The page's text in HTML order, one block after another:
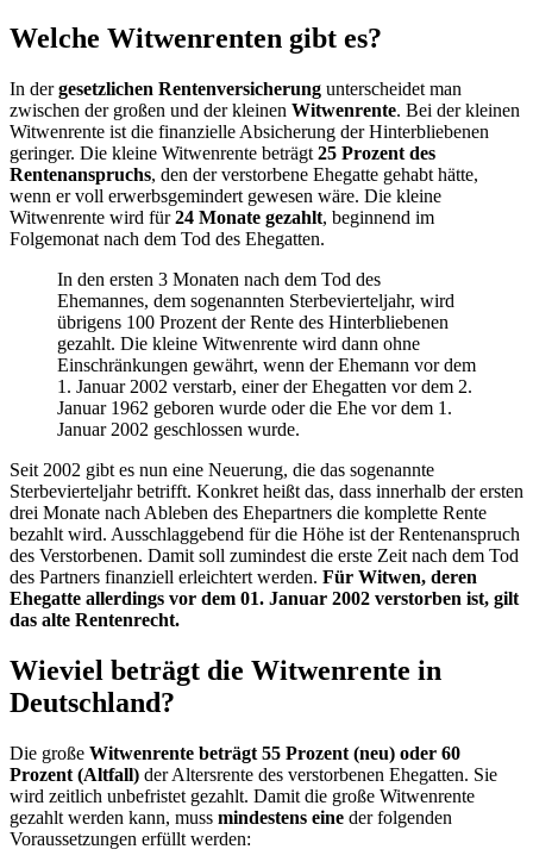
Welche Witwenrenten gibt es?
In dergesetzlichen Rentenversicherung unterscheidet man
zwischen der großen und der kleinen Witwenrente. Bei der kleinen
Witwenrente ist die finanzielle Absicherung der Hinterbliebenen
geringer. Die kleine Witwenrente beträgt 25 Prozent des
Rentenanspruchs, den der verstorbene Ehegatte gehabt hätte,
wenn er voll erwerbsgemindert gewesen wäre. Die kleine
Witwenrente wird für24 Monate gezahlt, beginnend im
Folgemonat nach dem Tod des Ehegatten.
In den ersten 3 Monaten nach dem Tod des
Ehemannes, dem sogenannten Sterbevierteljahr, wird
übrigens 100 Prozent der Rente des Hinterbliebenen
gezahlt. Die kleine Witwenrente wird dann ohne
Einschränkungen gewährt, wenn der Ehemann vor dem
1. Januar 2002 verstarb, einer der Ehegatten vor dem 2.
Januar 1962 geboren wurde oder die Ehe vor dem 1.
Januar 2002 geschlossen wurde.
Seit 2002 gibt es nun eine Neuerung, die das sogenannte
Sterbevierteljahr betrifft. Konkret heißt das, dass innerhalb der ersten
drei Monate nach Ableben des Ehepartners die komplette Rente
bezahlt wird. Ausschlaggebend für die Höhe ist der Rentenanspruch
des Verstorbenen. Damit soll zumindest die erste Zeit nach dem Tod
des Partners finanziell erleichtert werden. Für Witwen, deren
Ehegatte allerdings vor dem 01. Januar 2002 verstorben ist, gilt
das alte Rentenrecht.
Wieviel beträgt die Witwenrente in
Deutschland?
Die große Witwenrente beträgt 55 Prozent (neu) oder 60
Prozent (Altfall) der Altersrente des verstorbenen Ehegatten. Sie
wird zeitlich unbefristet gezahlt. Damit die große Witwenrente
gezahlt werden kann, muss mindestens eine der folgenden
Voraussetzungen erfüllt werden: